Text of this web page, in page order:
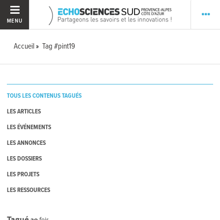
MENU
Accueil Tag #pint19
TOUS LES CONTENUS TAGUÉS
LES ARTICLES
LES ÉVÉNEMENTS
LES ANNONCES
LES DOSSIERS
LES PROJETS
LES RESSOURCES